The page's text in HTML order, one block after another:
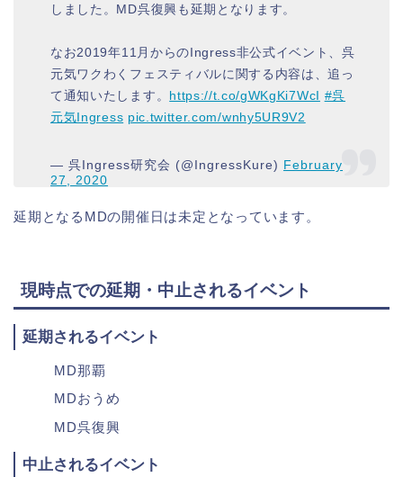
しました。MD呉復興も延期となります。
なお2019年11月からのIngress非公式イベント、呉
元気ワクわくフェスティバルに関する内容は、追っ
て通知いたします。
https://t.co/gWKgKi7WcI
#呉
元気Ingress pic.twitter.com/wnhy5UR9V2
— 呉Ingress研究会 (@IngressKure) February
27, 2020
延期となるMDの開催日は未定となっています。
現時点での延期・中止されるイベント
延期されるイベント
MD那覇
MDおうめ
MD呉復興
中止されるイベント